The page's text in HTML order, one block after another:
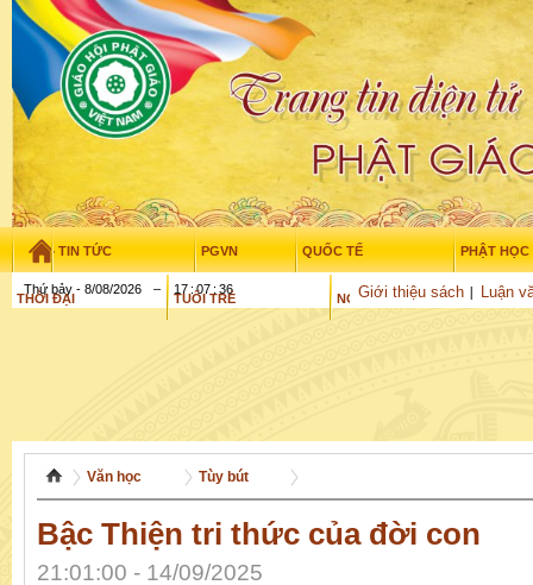
TIN TỨC PGVN QUỐC TẾ PHẬT HỌC
THỜI ĐẠI TUỔI TRẺ NGHIÊN CỨU
Giới thiệu sách Luận
Thứ bảy - 8/08/2026 – 17 : 07 : 37
Văn học Tùy bút
Bậc Thiện tri thức của đời con
21:01:00 - 14/09/2025